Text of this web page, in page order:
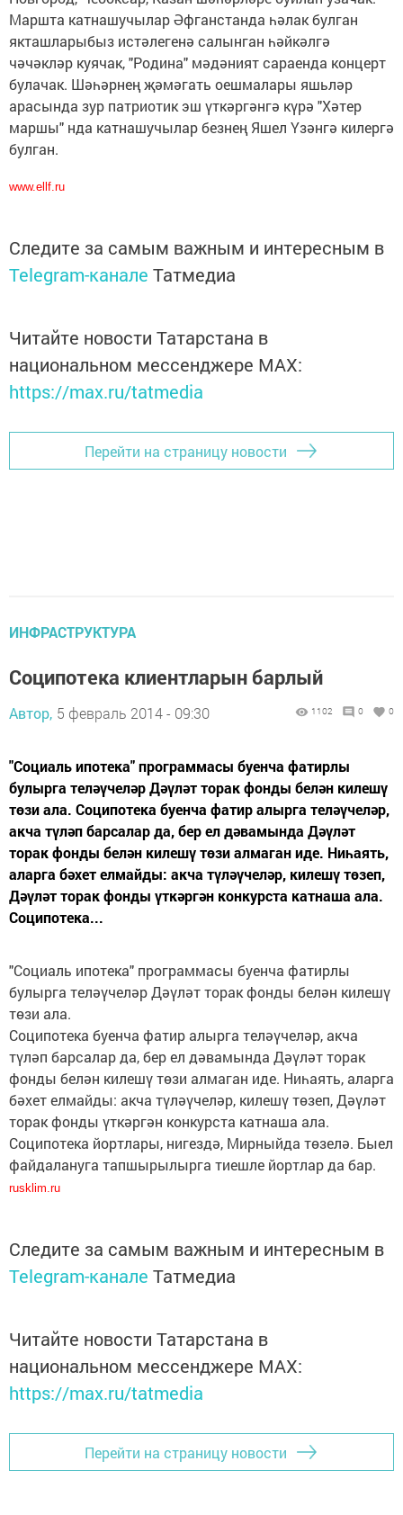
Маршта катнашучылар Әфганстанда һәлак булган
якташларыбыз истәлегенә салынган һәйкәлгә
чәчәкләр куячак, "Родина" мәдәният сараенда концерт
булачак. Шәһәрнең җәмәгать оешмалары яшьләр
арасында зур патриотик эш үткәргәнгә күрә "Хәтер
маршы" нда катнашучылар безнең Яшел Үзәнгә килергә
булган.
www.ellf.ru
Следите за самым важным и интересным в
Telegram-канале Татмедиа
Читайте новости Татарстана в
национальном мессенджере MАХ:
https://max.ru/tatmedia
Перейти на страницу новости
ИНФРАСТРУКТУРА
Соципотека клиентларын барлый
Автор, 5 февраль 2014 - 09:30 1102 0 0
"Социаль ипотека" программасы буенча фатирлы
булырга теләүчеләр Дәүләт торак фонды белән килешү
төзи ала. Соципотека буенча фатир алырга теләүчеләр,
акча түләп барсалар да, бер ел дәвамында Дәүләт
торак фонды белән килешү төзи алмаган иде. Ниһаять,
аларга бәхет елмайды: акча түләүчеләр, килешү төзеп,
Дәүләт торак фонды үткәргән конкурста катнаша ала.
Соципотека...
"Социаль ипотека" программасы буенча фатирлы
булырга теләүчеләр Дәүләт торак фонды белән килешү
төзи ала.
Соципотека буенча фатир алырга теләүчеләр, акча
түләп барсалар да, бер ел дәвамында Дәүләт торак
фонды белән килешү төзи алмаган иде. Ниһаять, аларга
бәхет елмайды: акча түләүчеләр, килешү төзеп, Дәүләт
торак фонды үткәргән конкурста катнаша ала.
Соципотека йортлары, нигездә, Мирныйда төзелә. Быел
файдалануга тапшырылырга тиешле йортлар да бар.
rusklim.ru
Следите за самым важным и интересным в
Telegram-канале Татмедиа
Читайте новости Татарстана в
национальном мессенджере MАХ:
https://max.ru/tatmedia
Перейти на страницу новости